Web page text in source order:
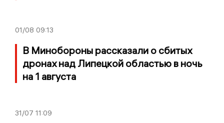
01/08 09:13
В Минобороны рассказали о сбитых
дронах над Липецкой областью в ночь
на 1 августа
31/07 11:09